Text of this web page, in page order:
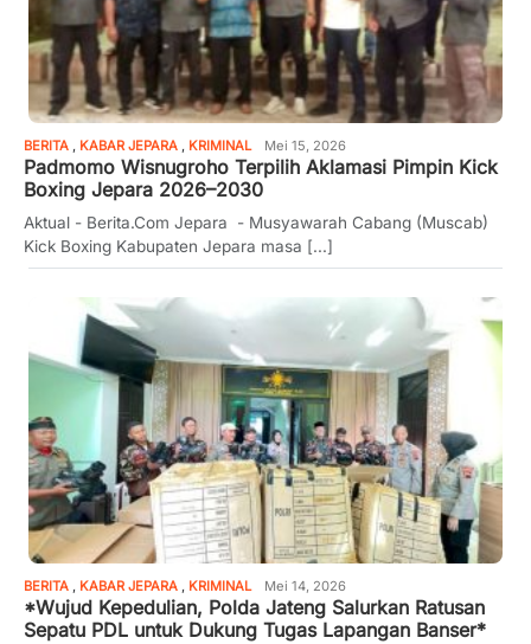
BERITA , KABAR JEPARA , KRIMINAL Mei 15, 2026
Padmomo Wisnugroho Terpilih Aklamasi Pimpin Kick
Boxing Jepara 2026–2030
Aktual - Berita.Com Jepara - Musyawarah Cabang (Muscab)
Kick Boxing Kabupaten Jepara masa [...]
BERITA , KABAR JEPARA , KRIMINAL Mei 14, 2026
*Wujud Kepedulian, Polda Jateng Salurkan Ratusan
Sepatu PDL untuk Dukung Tugas Lapangan Banser*